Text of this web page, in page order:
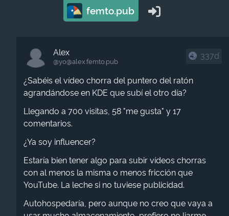
femto.pub
Alex
@yo​@alex.femto.pub
337d
¿Sabéis el vídeo chorra del puntero del ratón
agrandándose en KDE que subí el otro día?
Llegando a 700 visitas, 58 "me gusta" y 17
comentarios.
¿Ya soy influencer?
Estaría bien tener algo para subir vídeos chorras
con al menos la misma o menos fricción que
YouTube. La leche si no tuviese publicidad.
Autohospedaría, pero aunque no creo que vaya a